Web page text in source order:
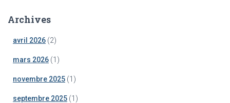
Archives
avril 2026 (2)
mars 2026 (1)
novembre 2025 (1)
septembre 2025 (1)